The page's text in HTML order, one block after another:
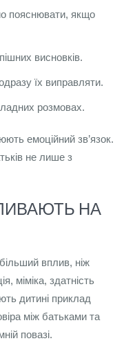
пояснювати, якщо
висновків.
їх виправляти.
розмовах.
емоційний зв’язок.
не лише з
НА
вплив, ніж
міміка, здатність
дитині приклад
між батьками та
повазі.